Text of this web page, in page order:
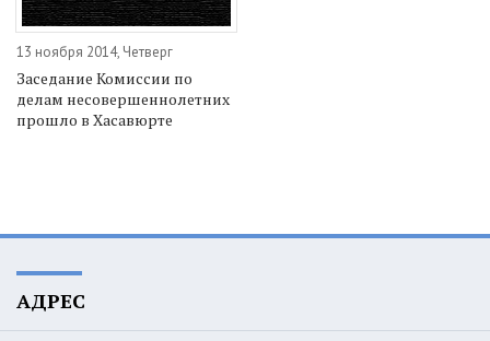
13 ноября 2014, Четверг
Заседание Комиссии по
делам несовершеннолетних
прошло в Хасавюрте
АДРЕС